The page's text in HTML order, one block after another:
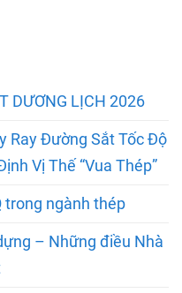
DƯƠNG LỊCH 2026
Ray Đường Sắt Tốc Độ
Vị Thế “Vua Thép”
trong ngành thép
– Những điều Nhà